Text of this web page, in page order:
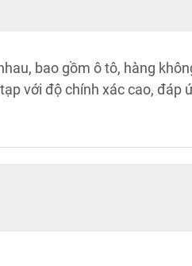
bao gồm ô tô, hàng
với độ chính xác cao, đáp